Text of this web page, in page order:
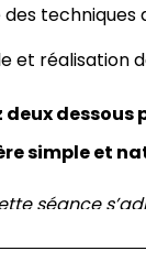
techniques
et réalisation
deux
simple et
séance